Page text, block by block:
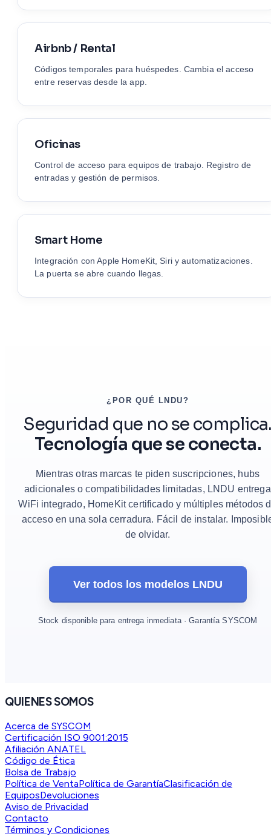
Airbnb / Rental
Códigos temporales para huéspedes. Cambia el acceso
entre reservas desde la app.
Oficinas
Control de acceso para equipos de trabajo. Registro de
entradas y gestión de permisos.
Smart Home
Integración con Apple HomeKit, Siri y automatizaciones.
La puerta se abre cuando llegas.
¿POR QUÉ LNDU?
Seguridad que no se
Tecnología que se conecta.
Mientras otras marcas te piden suscripciones, hubs
adicionales o compatibilidades limitadas, LNDU entrega
WiFi integrado, HomeKit certificado y múltiples métodos
acceso en una sola cerradura. Fácil de instalar.
de olvidar.
Ver todos los modelos LNDU
Stock disponible para entrega inmediata · Garantía SYSCOM
QUIENES SOMOS
Acerca de SYSCOM
Certificación ISO 9001:2015
Afiliación ANATEL
Código de Ética
Bolsa de Trabajo
Política de VentaPolítica de GarantíaClasificación de
EquiposDevoluciones
Aviso de Privacidad
Contacto
Términos y Condiciones